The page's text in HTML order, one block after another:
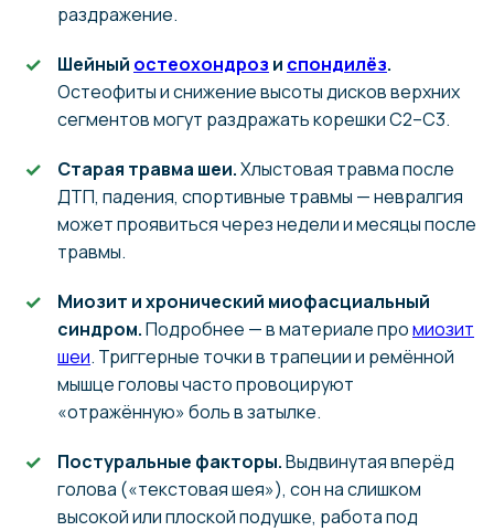
раздражение.
Шейный остеохондроз и спондилёз.
Остеофиты и снижение высоты дисков верхних
сегментов могут раздражать корешки С2–С3.
Старая травма шеи.Хлыстовая травма после
ДТП, падения, спортивные травмы — невралгия
может проявиться через недели и месяцы после
травмы.
Миозит и хронический миофасциальный
синдром.Подробнее — в материале промиозит
шеи. Триггерные точки в трапеции и ремённой
мышце головы часто провоцируют
«отражённую» боль в затылке.
Постуральные факторы.Выдвинутая вперёд
голова («текстовая шея»), сон на слишком
высокой или плоской подушке, работа под